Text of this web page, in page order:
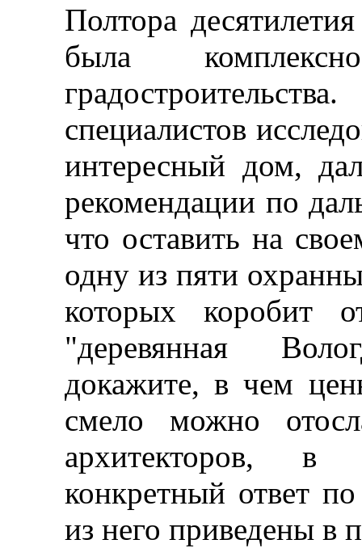
Полтора
была
специалистов
интересный дом,
рекомендации по
что оставить на
одну из пяти
которых коробит
"деревянная
докажите, в чем
смело можно
архитекторов,
конкретный ответ
из него приведены в